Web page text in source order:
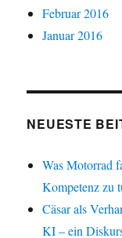
Februar 2016
Januar 2016
NEUESTE
Was Motorrad
Kompetenz zu
Cäsar als
KI – ein